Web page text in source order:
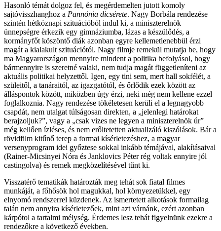
Hasonló témát dolgoz fel, és megérdemelten jutott komoly
sajtóvisszhanghoz a Pannónia dicsérete. Nagy Borbála rendezése
szintén hétköznapi szituációból indul ki, a miniszterelnök
ünnepségre érkezik egy gimnáziumba, lázas a készülődés, a
kormányfőt köszöntő diák azonban egyre kellemetlenebbül érzi
magát a kialakult szituációtól. Nagy filmje remekül mutatja be, hogy
ma Magyarországon mennyire mindent a politika befolyásol, hogy
bármennyire is szeretné valaki, nem tudja magát függetleníteni az
aktuális politikai helyzettől. Igen, egy tini sem, mert hall sokfélét, a
szüleitől, a tanáraitól, az igazgatótól, és őrlődik ezek között az
álláspontok között, miközben úgy érzi, neki még nem kellene ezzel
foglalkoznia. Nagy rendezése tökéletesen kerüli el a legnagyobb
csapdát, nem utalgat túlságosan direkten, a „jelenlegi határokat
berajzoljuk?”, vagy a „csak vizes ne legyen a miniszterelnök úr”
még kellően ízléses, és nem erőltetetten aktualizáló kiszólások. Bár a
rövidfilm kitűnő terep a formai kísérletezéshez, a magyar
versenyprogram idei győztese sokkal inkább témájával, alakításaival
(Rainer-Micsinyei Nóra és Janklovics Péter rég voltak ennyire jól
castingolva) és remek megközelítésével tűnt ki.
Visszatérő tematikák határozták meg tehát sok fiatal filmes
munkáját, a főhősök hol magukkal, hol környezetükkel, egy
elnyomó rendszerrel küzdenek. Az ismertetett alkotások formailag
talán nem annyira kísérletezőek, mint azt várnánk, ezért azonban
kárpótol a tartalmi mélység. Érdemes lesz tehát figyelnünk ezekre a
rendezőkre a következő években.